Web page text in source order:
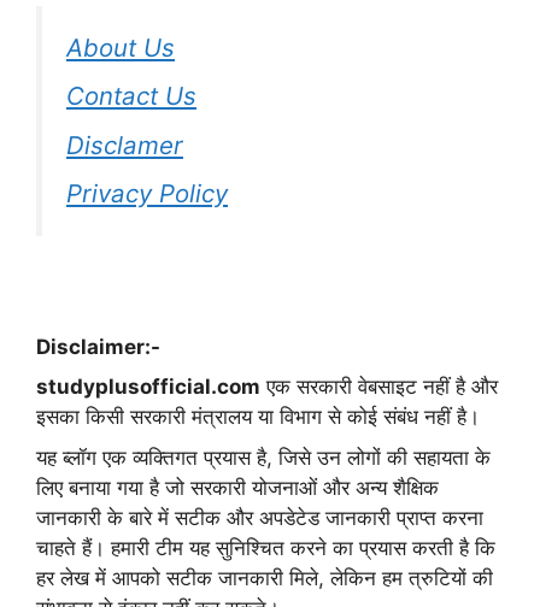
About Us
Contact Us
Disclamer
Privacy Policy
Disclaimer:-
studyplusofficial.com एक सरकारी वेबसाइट नहीं है और
इसका किसी सरकारी मंत्रालय या विभाग से कोई संबंध नहीं है।
यह ब्लॉग एक व्यक्तिगत प्रयास है, जिसे उन लोगों की सहायता के
लिए बनाया गया है जो सरकारी योजनाओं और अन्य शैक्षिक
जानकारी के बारे में सटीक और अपडेटेड जानकारी प्राप्त करना
चाहते हैं। हमारी टीम यह सुनिश्चित करने का प्रयास करती है कि
हर लेख में आपको सटीक जानकारी मिले, लेकिन हम त्रुटियों की